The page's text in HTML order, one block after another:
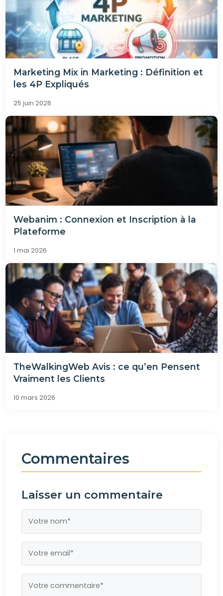
Marketing Mix in Marketing : Définition et
les 4P Expliqués
25 juin 2026
Webanim : Connexion et Inscription à la
Plateforme
1 mai 2026
TheWalkingWeb Avis : ce qu’en Pensent
Vraiment les Clients
10 mars 2026
Commentaires
Laisser un commentaire